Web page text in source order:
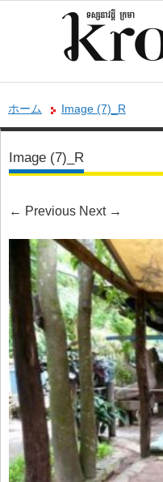
ホーム Image (7)_R
Image (7)_R
← Previous Next →